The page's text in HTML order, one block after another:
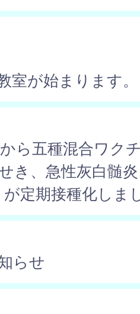
室が始まります。
ら五種混合ワク
き、急性灰白髄
定期接種化しま
らせ